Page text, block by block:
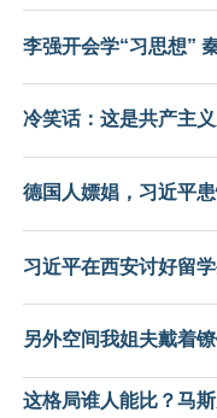
李强开会学“习思想”
冷笑话：这是共产主
德国人嫖娼，习近平
习近平在西安讨好留
另外空间我姐夫戴着
这格局谁人能比？马